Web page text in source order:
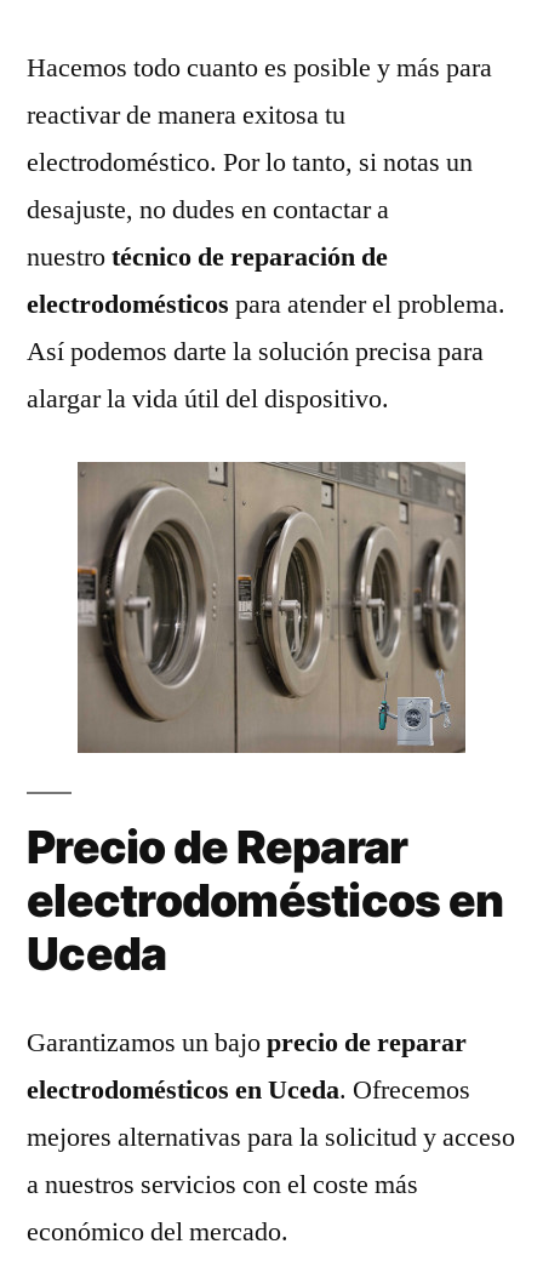
Hacemos todo cuanto es posible y más para
reactivar de manera exitosa tu
electrodoméstico. Por lo tanto, si notas un
desajuste, no dudes en contactar a
nuestrotécnico de reparación de
electrodomésticos para atender el problema.
Así podemos darte la solución precisa para
alargar la vida útil del dispositivo.
Precio de Reparar
electrodomésticos en
Uceda
Garantizamos un bajoprecio de reparar
electrodomésticos en Uceda. Ofrecemos
mejores alternativas para la solicitud y acceso
a nuestros servicios con el coste más
económico del mercado.